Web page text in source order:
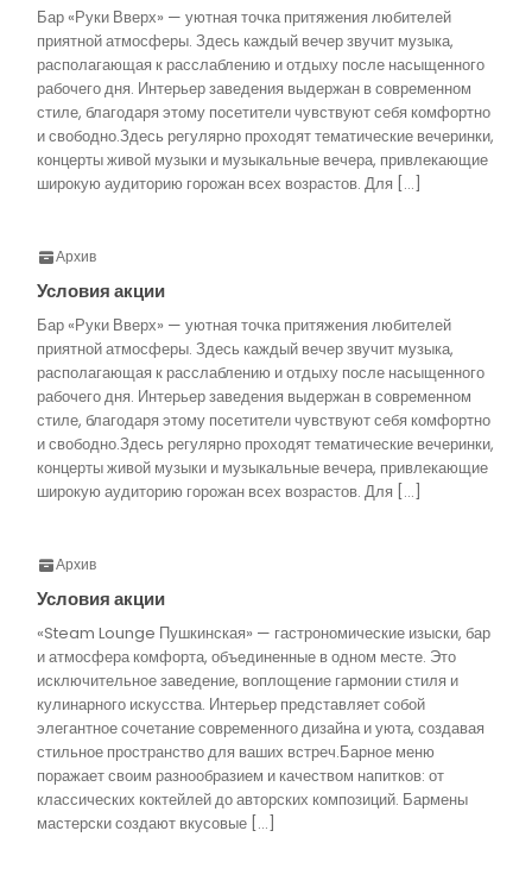
Бар «Руки Вверх» — уютная точка притяжения любителей
приятной атмосферы. Здесь каждый вечер звучит музыка,
располагающая к расслаблению и отдыху после насыщенного
рабочего дня. Интерьер заведения выдержан в современном
стиле, благодаря этому посетители чувствуют себя комфортно
и свободно.Здесь регулярно проходят тематические вечеринки,
концерты живой музыки и музыкальные вечера, привлекающие
широкую аудиторию горожан всех возрастов. Для […]
Архив
Условия акции
Бар «Руки Вверх» — уютная точка притяжения любителей
приятной атмосферы. Здесь каждый вечер звучит музыка,
располагающая к расслаблению и отдыху после насыщенного
рабочего дня. Интерьер заведения выдержан в современном
стиле, благодаря этому посетители чувствуют себя комфортно
и свободно.Здесь регулярно проходят тематические вечеринки,
концерты живой музыки и музыкальные вечера, привлекающие
широкую аудиторию горожан всех возрастов. Для […]
Архив
Условия акции
«Steam Lounge Пушкинская» — гастрономические изыски, бар
и атмосфера комфорта, объединенные в одном месте. Это
исключительное заведение, воплощение гармонии стиля и
кулинарного искусства. Интерьер представляет собой
элегантное сочетание современного дизайна и уюта, создавая
стильное пространство для ваших встреч.Барное меню
поражает своим разнообразием и качеством напитков: от
классических коктейлей до авторских композиций. Бармены
мастерски создают вкусовые […]